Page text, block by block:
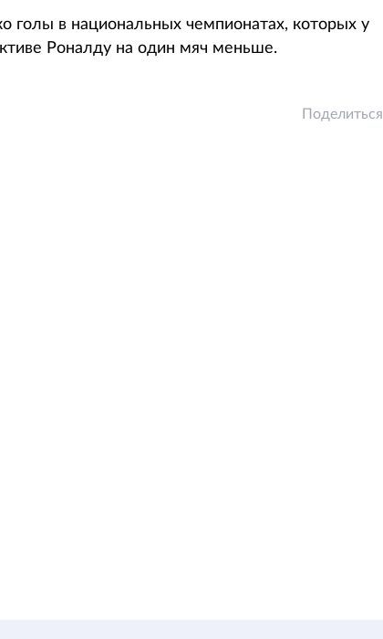
голы в национальных чемпионатах, которых у
Роналду на один мяч меньше.
Поделиться